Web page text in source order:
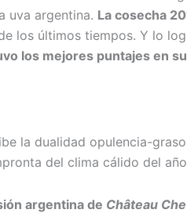
uva argentina. La cosecha
los últimos tiempos. Y lo
los mejores puntajes en
la dualidad opulencia-
del clima cálido del
argentina de Château